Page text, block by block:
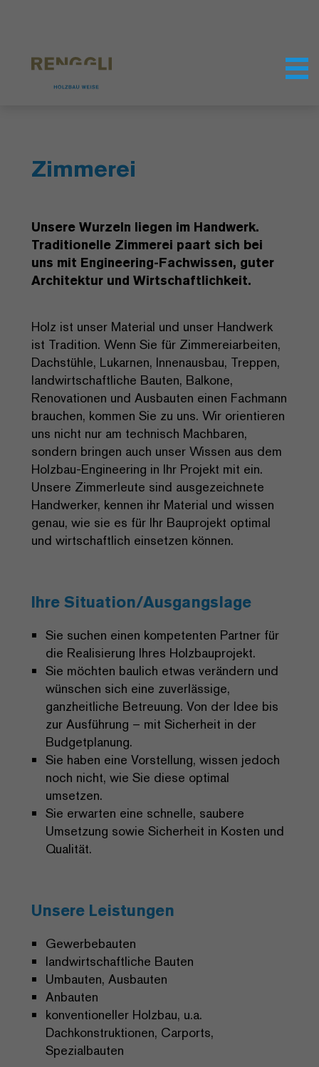
Zimmerei
Unsere Wurzeln liegen im Handwerk.
Traditionelle Zimmerei paart sich bei
uns mit Engineering-Fachwissen, guter
Architektur und Wirtschaftlichkeit.
Holz ist unser Material und unser Handwerk
ist Tradition. Wenn Sie für Zimmereiarbeiten,
Dachstühle, Lukarnen, Innenausbau, Treppen,
landwirtschaftliche Bauten, Balkone,
Renovationen und Ausbauten einen Fachmann
brauchen, kommen Sie zu uns. Wir orientieren
uns nicht nur am technisch Machbaren,
sondern bringen auch unser Wissen aus dem
Holzbau-Engineering in Ihr Projekt mit ein.
Unsere Zimmerleute sind ausgezeichnete
Handwerker, kennen ihr Material und wissen
genau, wie sie es für Ihr Bauprojekt optimal
und wirtschaftlich einsetzen können.
Ihre Situation/Ausgangslage
Sie suchen einen kompetenten Partner für
die Realisierung Ihres Holzbauprojekt.
Sie möchten baulich etwas verändern und
wünschen sich eine zuverlässige,
ganzheitliche Betreuung. Von der Idee bis
zur Ausführung – mit Sicherheit in der
Budgetplanung.
Sie haben eine Vorstellung, wissen jedoch
noch nicht, wie Sie diese optimal
umsetzen.
Sie erwarten eine schnelle, saubere
Umsetzung sowie Sicherheit in Kosten und
Qualität.
Unsere Leistungen
Gewerbebauten
landwirtschaftliche Bauten
Umbauten, Ausbauten
Anbauten
konventioneller Holzbau, u.a.
Dachkonstruktionen, Carports,
Spezialbauten